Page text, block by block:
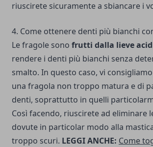
riuscirete sicuramente a sbiancare i
4. Come ottenere denti più bianchi
Le fragole sono frutti dalla lieve
rendere i denti più bianchi senza
smalto. In questo caso, vi
una fragola non troppo matura e di
denti, soprattutto in quelli
Così facendo, riuscirete ad eliminare
dovute in particolar modo alla
troppo scuri. LEGGI ANCHE: Come